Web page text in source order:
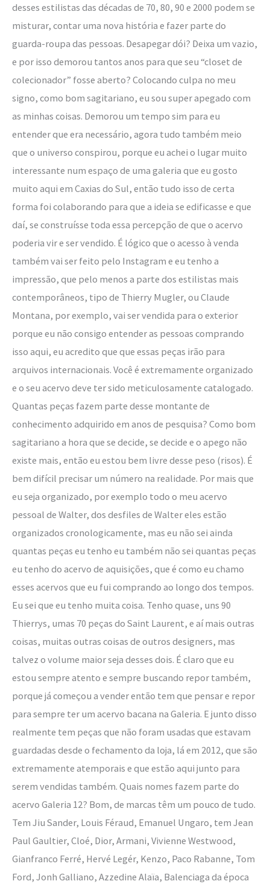
desses estilistas das décadas de 70, 80, 90 e 2000 podem se
misturar, contar uma nova história e fazer parte do
guarda-roupa das pessoas. Desapegar dói? Deixa um vazio,
e por isso demorou tantos anos para que seu “closet de
colecionador” fosse aberto? Colocando culpa no meu
signo, como bom sagitariano, eu sou super apegado com
as minhas coisas. Demorou um tempo sim para eu
entender que era necessário, agora tudo também meio
que o universo conspirou, porque eu achei o lugar muito
interessante num espaço de uma galeria que eu gosto
muito aqui em Caxias do Sul, então tudo isso de certa
forma foi colaborando para que a ideia se edificasse e que
daí, se construísse toda essa percepção de que o acervo
poderia vir e ser vendido. É lógico que o acesso à venda
também vai ser feito pelo Instagram e eu tenho a
impressão, que pelo menos a parte dos estilistas mais
contemporâneos, tipo de Thierry Mugler, ou Claude
Montana, por exemplo, vai ser vendida para o exterior
porque eu não consigo entender as pessoas comprando
isso aqui, eu acredito que que essas peças irão para
arquivos internacionais. Você é extremamente organizado
e o seu acervo deve ter sido meticulosamente catalogado.
Quantas peças fazem parte desse montante de
conhecimento adquirido em anos de pesquisa? Como bom
sagitariano a hora que se decide, se decide e o apego não
existe mais, então eu estou bem livre desse peso (risos). É
bem difícil precisar um número na realidade. Por mais que
eu seja organizado, por exemplo todo o meu acervo
pessoal de Walter, dos desfiles de Walter eles estão
organizados cronologicamente, mas eu não sei ainda
quantas peças eu tenho eu também não sei quantas peças
eu tenho do acervo de aquisições, que é como eu chamo
esses acervos que eu fui comprando ao longo dos tempos.
Eu sei que eu tenho muita coisa. Tenho quase, uns 90
Thierrys, umas 70 peças do Saint Laurent, e aí mais outras
coisas, muitas outras coisas de outros designers, mas
talvez o volume maior seja desses dois. É claro que eu
estou sempre atento e sempre buscando repor também,
porque já começou a vender então tem que pensar e repor
para sempre ter um acervo bacana na Galeria. E junto disso
realmente tem peças que não foram usadas que estavam
guardadas desde o fechamento da loja, lá em 2012, que são
extremamente atemporais e que estão aqui junto para
serem vendidas também. Quais nomes fazem parte do
acervo Galeria 12? Bom, de marcas têm um pouco de tudo.
Tem Jiu Sander, Louis Féraud, Emanuel Ungaro, tem Jean
Paul Gaultier, Cloé, Dior, Armani, Vivienne Westwood,
Gianfranco Ferré, Hervé Legér, Kenzo, Paco Rabanne, Tom
Ford, Jonh Galliano, Azzedine Alaïa, Balenciaga da época